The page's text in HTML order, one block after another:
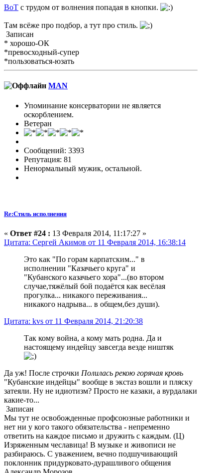
BoT с трудом от волнения попадая в кнопки.
Там всёже про подбор, а тут про стиль.
Записан
* хорошо-ОК
*превосходный-супер
*пользоваться-юзать
MAN
Упоминание консерватории не является
оскорблением.
Ветеран
Сообщений: 3393
Репутация: 81
Ненормальный мужик, остальной.
Re:Стиль исполнения
« Ответ #24 : 13 Февраля 2014, 11:17:27 »
Цитата: Сергей Акимов от 11 Февраля 2014, 16:38:14
Это как "По горам карпатским..." в
исполнении "Казачьего круга" и
"Кубанского казачьего хора"...(во втором
случае,тяжёлый бой подаётся как весёлая
прогулка... никакого переживания...
никакого надрыва... в общем,без души).
Цитата: kvs от 11 Февраля 2014, 21:20:38
Так кому война, а кому мать родна. Да и
настоящему индейцу завсегда везде ништяк
Да уж! После строчки Полилась рекою горячая кровь
"Кубанские индейцы" вообще в экстаз вошли и пляску
затеяли. Ну не идиотизм? Просто не казаки, а вурдалаки
какие-то...
Записан
Мы тут не освобожденные профсоюзные работники и
нет ни у кого такого обязательства - непременно
ответить на каждое письмо и дружить с каждым. (Ц)
Изряженным чеславица! В музыке и живописи не
разбираюсь. С уважением, вечно подшучивающий
поклонник придурковато-дурашливого общения